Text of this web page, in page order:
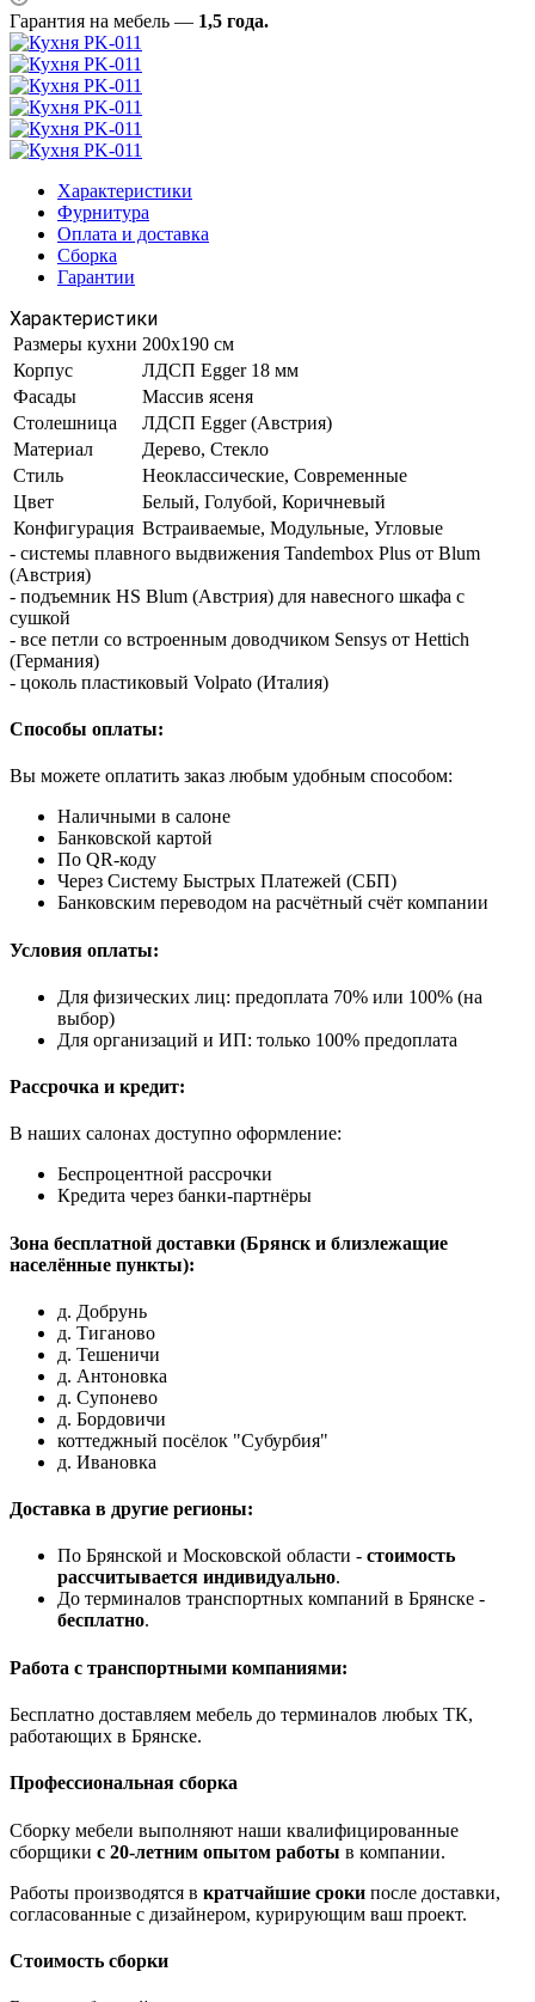
Гарантия на мебель — 1,5 года.
Характеристики
Фурнитура
Оплата и доставка
Сборка
Гарантии
Характеристики
Размеры кухни 200х190 см
Корпус
ЛДСП Egger 18 мм
Фасады
Массив ясеня
Столешница
ЛДСП Egger (Австрия)
Материал
Дерево, Стекло
Стиль
Неоклассические, Современные
Цвет
Белый, Голубой, Коричневый
Конфигурация Встраиваемые, Модульные, Угловые
- системы плавного выдвижения Tandembox Plus от Blum
(Австрия)
- подъемник HS Blum (Австрия) для навесного шкафа с
сушкой
- все петли со встроенным доводчиком Sensys от Hettich
(Германия)
- цоколь пластиковый Volpato (Италия)
Способы оплаты:
Вы можете оплатить заказ любым удобным способом:
Наличными в салоне
Банковской картой
По QR-коду
Через Систему Быстрых Платежей (СБП)
Банковским переводом на расчётный счёт компании
Условия оплаты:
Для физических лиц: предоплата 70% или 100% (на
выбор)
Для организаций и ИП: только 100% предоплата
Рассрочка и кредит:
В наших салонах доступно оформление:
Беспроцентной рассрочки
Кредита через банки-партнёры
Зона бесплатной доставки (Брянск и близлежащие
населённые пункты):
д. Добрунь
д. Тиганово
д. Тешеничи
д. Антоновка
д. Супонево
д. Бордовичи
коттеджный посёлок "Субурбия"
д. Ивановка
Доставка в другие регионы:
По Брянской и Московской области - стоимость
рассчитывается индивидуально.
До терминалов транспортных компаний в Брянске -
бесплатно.
Работа с транспортными компаниями:
Бесплатно доставляем мебель до терминалов любых ТК,
работающих в Брянске.
Профессиональная сборка
Сборку мебели выполняют наши квалифицированные
сборщики с 20-летним опытом работы в компании.
Работы производятся в кратчайшие сроки после доставки,
согласованные с дизайнером, курирующим ваш проект.
Стоимость сборки